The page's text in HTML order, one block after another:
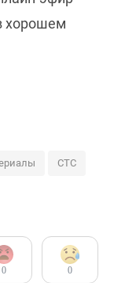
хорошем
СТС
0 0